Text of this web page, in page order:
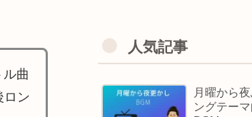
ル曲
ロン
人気記事
月曜から
ングテー